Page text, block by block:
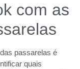
com as
passarelas é
quais